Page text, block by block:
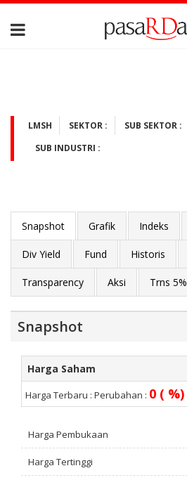
LMSH SEKTOR : SUB SEKTOR :
SUB INDUSTRI :
Snapshot Grafik Indeks
Div Yield Fund Historis
Transparency Aksi Trns 5%
Snapshot
Harga Saham
Harga Terbaru : Perubahan : 0 ( %)
Harga Pembukaan
Harga Tertinggi